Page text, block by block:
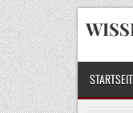
Skip
to
content